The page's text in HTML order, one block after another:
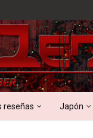
reseñas Japón